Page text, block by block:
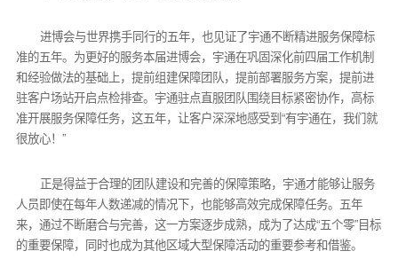
进博会与世界携手同行的五年，也见证了宇通不断精进服务保障标
准的五年。为更好的服务本届进博会，宇通在巩固深化前四届工作机制
和经验做法的基础上，提前组建保障团队，提前部署服务方案，提前进
驻客户场站开启点检排查。宇通驻点直服团队围绕目标紧密协作，高标
准开展服务保障任务，这五年，让客户深深地感受到“有宇通在，我们就
很放心！”
正是得益于合理的团队建设和完善的保障策略，宇通才能够让服务
人员即使在每年人数递减的情况下，也能够高效完成保障任务。五年
来，通过不断磨合与完善，这一方案逐步成熟，成为了达成“五个零”目标
的重要保障，同时也成为其他区域大型保障活动的重要参考和借鉴。